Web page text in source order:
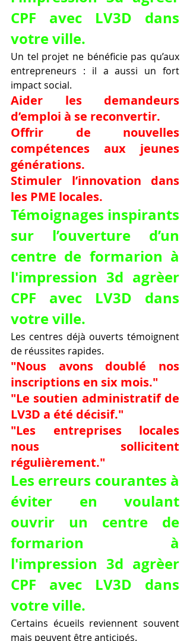
CPF avec LV3D dans
votre ville.
Un tel projet ne bénéficie pas qu’aux
entrepreneurs : il a aussi un fort
impact social.
Aider les demandeurs
d’emploi à se reconvertir.
Offrir de nouvelles
compétences aux jeunes
générations.
Stimuler l’innovation dans
les PME locales.
Témoignages inspirants
sur l’ouverture d’un
centre de formarion à
l'impression 3d agrèer
CPF avec LV3D dans
votre ville.
Les centres déjà ouverts témoignent
de réussites rapides.
"Nous avons doublé nos
inscriptions en six mois."
"Le soutien administratif de
LV3D a été décisif."
"Les entreprises locales
nous sollicitent
régulièrement."
Les erreurs courantes à
éviter en voulant
ouvrir un centre de
formarion à
l'impression 3d agrèer
CPF avec LV3D dans
votre ville.
Certains écueils reviennent souvent
mais peuvent être anticipés.